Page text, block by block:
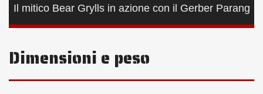
Il mitico Bear Grylls in azione con il Gerber Parang
Dimensioni e peso